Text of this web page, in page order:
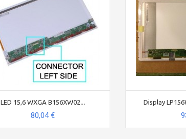
LED 15,6 WXGA B156XW02...
80,04 €
Display